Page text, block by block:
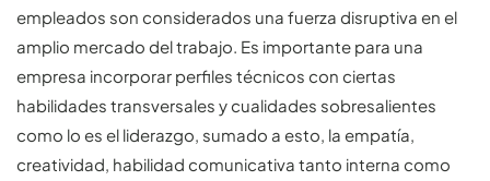
empleados son considerados una fuerza disruptiva en el
amplio mercado del trabajo. Es importante para una
empresa incorporar perfiles técnicos con ciertas
habilidades transversales y cualidades sobresalientes
como lo es el liderazgo, sumado a esto, la empatía,
creatividad, habilidad comunicativa tanto interna como